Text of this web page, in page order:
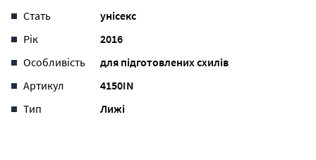
Стать
унісекс
Рік
2016
Особливість
для підготовлених схилів
Артикул
4150IN
Тип
Лижі